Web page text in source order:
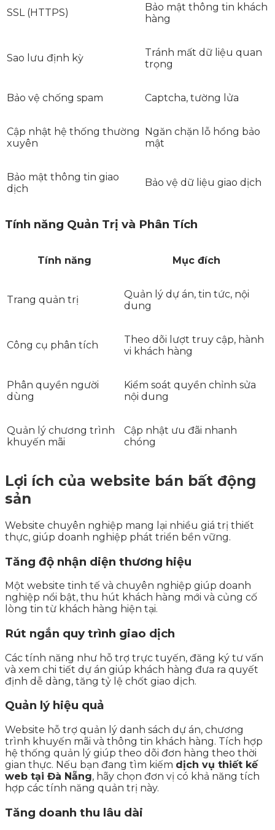
SSL (HTTPS)
Bảo mật thông tin khách
hàng
Sao lưu định kỳ
Tránh mất dữ liệu quan
trọng
Bảo vệ chống spam Captcha, tường lửa
Cập nhật hệ thống thường
xuyên
Ngăn chặn lỗ hổng bảo
mật
Bảo mật thông tin giao
dịch
Bảo vệ dữ liệu giao dịch
Tính năng Quản Trị và Phân Tích
Tính năng Mục đích
Trang quản trị
Quản lý dự án, tin tức, nội
dung
Công cụ phân tích
Theo dõi lượt truy cập, hành
vi khách hàng
Phân quyền người
dùng
Kiểm soát quyền chỉnh sửa
nội dung
Quản lý chương trình
khuyến mãi
Cập nhật ưu đãi nhanh
chóng
Lợi ích của website bán bất động
sản
Website chuyên nghiệp mang lại nhiều giá trị thiết
thực, giúp doanh nghiệp phát triển bền vững.
Tăng độ nhận diện thương hiệu
Một website tinh tế và chuyên nghiệp giúp doanh
nghiệp nổi bật, thu hút khách hàng mới và củng cố
lòng tin từ khách hàng hiện tại.
Rút ngắn quy trình giao dịch
Các tính năng như hỗ trợ trực tuyến, đăng ký tư vấn
và xem chi tiết dự án giúp khách hàng đưa ra quyết
định dễ dàng, tăng tỷ lệ chốt giao dịch.
Quản lý hiệu quả
Website hỗ trợ quản lý danh sách dự án, chương
trình khuyến mãi và thông tin khách hàng. Tích hợp
hệ thống quản lý giúp theo dõi đơn hàng theo thời
gian thực. Nếu bạn đang tìm kiếm dịch vụ thiết kế
web tại Đà Nẵng, hãy chọn đơn vị có khả năng tích
hợp các tính năng quản trị này.
Tăng doanh thu lâu dài